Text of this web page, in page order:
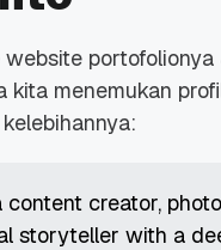
portofolionya
kita menemukan
content creator,
storyteller with a